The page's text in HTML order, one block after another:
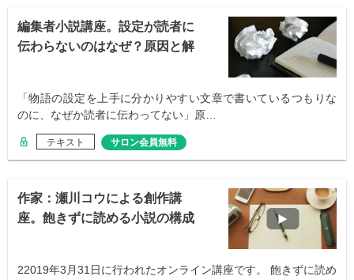
編集者小説講座。設定が読者に
伝わらないのはなぜ？原因と解
「物語の設定を上手に分かりやすい文章で書いているつもりな
のに、なぜか読者に伝わってない」原…
テキスト サロン会員無料
作家：瀬川コウによる創作講
座。飽きずに読める小説の構成
22019年3月31日に行われたオンライン講座です。 飽きずに読め